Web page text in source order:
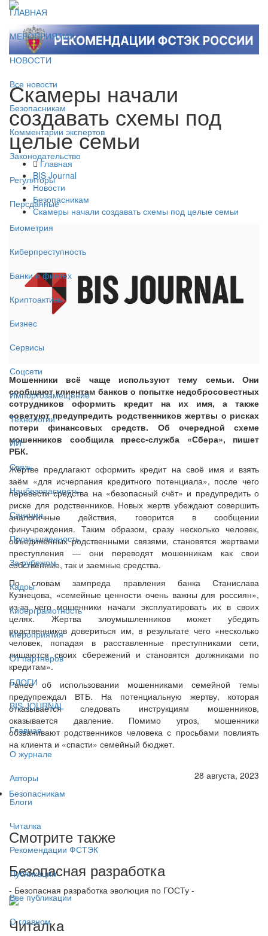
ГЛАВНАЯ
МЕРОПРИЯТИЯ
НОВОСТИ
Все новости
Безопасникам
Комментарии экспертов
Законодательство
Регуляторы
Персданные
Биометрия
Киберпреступность
Банки и финтех
Криптоактивы
Бизнес
Сервисы
Соцсети
Импортозамещение
Технологии
ИИ
Связь
Нацбезопасность
Санкции
Промышленность
За рубежом
Кадры
Киберграмотность
Мероприятия
От партнёров
БЛОГИ
BIS JOURNAL
Главная
О журнале
Авторы
Блоги
Читалка
Рекомендации ФСТЭК
Публикации
Все публикации
О главном
Скамеры начали
создавать схемы под
целые семьи
Главная
BIS Journal
Новости
Безопасникам
Скамеры начали создавать схемы под целые семьи
Мошенники всё чаще используют тему семьи. Они
сообщают клиентам банков о попытке недобросовестных
сотрудников оформить кредит на их имя, а также
советуют предупредить родственников жертвы о рисках
потери финансовых средств. Об очередной схеме
мошенников сообщила пресс-служба «Сбера», пишет
РБК.
Жертве предлагают оформить кредит на своё имя и взять
заём «для исчерпания кредитного потенциала», после чего
перевести средства на «безопасный счёт» и предупредить о
риске для родственников. Новых жертв убеждают совершить
аналогичные действия, говорится в сообщении
финучреждения. Таким образом, сразу несколько человек,
объединённых родственными связями, становятся жертвами
преступления — они переводят мошенникам как свои
собственные, так и заемные средства.
По словам зампреда правления банка Станислава
Кузнецова, «семейные ценности очень важны для россиян»,
из-за чего мошенники начали эксплуатировать их в своих
целях. Жертва злоумышленников может убедить
родственников довериться им, в результате чего «несколько
человек, попадая в расставленные преступниками сети,
лишаются своих сбережений и становятся должниками по
кредитам».
Ранее об использовании мошенниками семейной темы
предупреждал ВТБ. На потенциальную жертву, которая
отказывается следовать инструкциям мошенников,
оказывается давление. Помимо угроз, мошенники
обзванивают родственников человека с просьбами повлиять
на клиента и «спасти» семейный бюджет.
28 августа, 2023
Безопасникам
Смотрите также
Безопасная разработка
- Безопасная разработка эволюция по ГОСТу -
Читалка